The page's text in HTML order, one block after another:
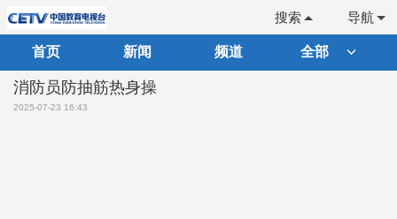
导航
搜索
首页 新闻 频道 全部
消防员防抽筋热身操
2025-07-23 16:43